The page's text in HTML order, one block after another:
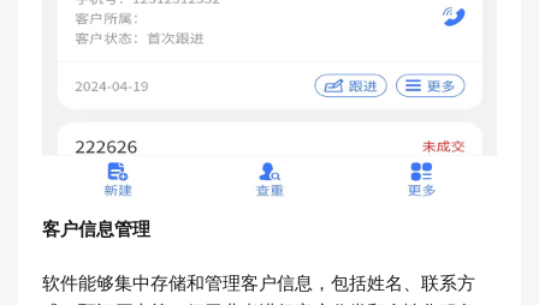
客户信息管理
软件能够集中存储和管理客户信息，包括姓名、联系方